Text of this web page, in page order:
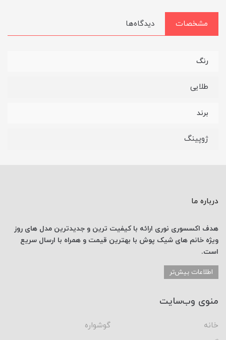
مشخصات دیدگاه‌ها
رنگ
طلایی
برند
ژوپینگ
درباره ما
هدف اکسسوری نوری ارائه با کیفیت ترین و جدیدترین مدل های روز
ویژه خانم های شیک پوش با بهترین قیمت و همراه با ارسال سریع
است.
اطلاعات بیش‌تر
منوی وب‌سایت
خانه
گوشواره